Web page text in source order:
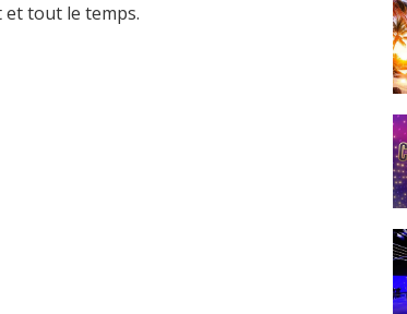
et tout le temps.